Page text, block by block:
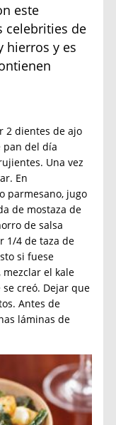
este
celebrities de
hierros y es
2 dientes de ajo
pan del día
Una vez
En
parmesano, jugo
de mostaza de
de salsa
1/4 de taza de
si fuese
mezclar el kale
creó. Dejar que
Antes de
láminas de